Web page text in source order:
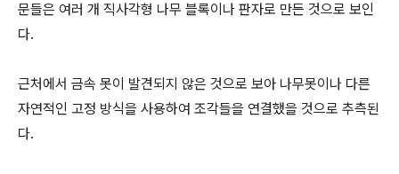
문들은 여러 개 직사각형 나무 블록이나 판자로 만든 것으로 보인
다.
근처에서 금속 못이 발견되지 않은 것으로 보아 나무못이나 다른
자연적인 고정 방식을 사용하여 조각들을 연결했을 것으로 추측된
다.